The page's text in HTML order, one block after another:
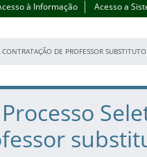
à Informação Acesso a
DE PROFESSOR